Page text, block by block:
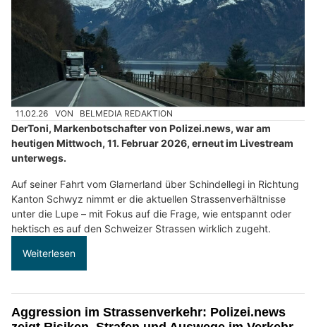
11.02.26 VON BELMEDIA REDAKTION
DerToni, Markenbotschafter von Polizei.news, war am
heutigen Mittwoch, 11. Februar 2026, erneut im Livestream
unterwegs.
Auf seiner Fahrt vom Glarnerland über Schindellegi in Richtung
Kanton Schwyz nimmt er die aktuellen Strassenverhältnisse
unter die Lupe – mit Fokus auf die Frage, wie entspannt oder
hektisch es auf den Schweizer Strassen wirklich zugeht.
Weiterlesen
Aggression im Strassenverkehr: Polizei.news